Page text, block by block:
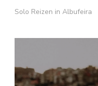
Solo Reizen in Albufeira